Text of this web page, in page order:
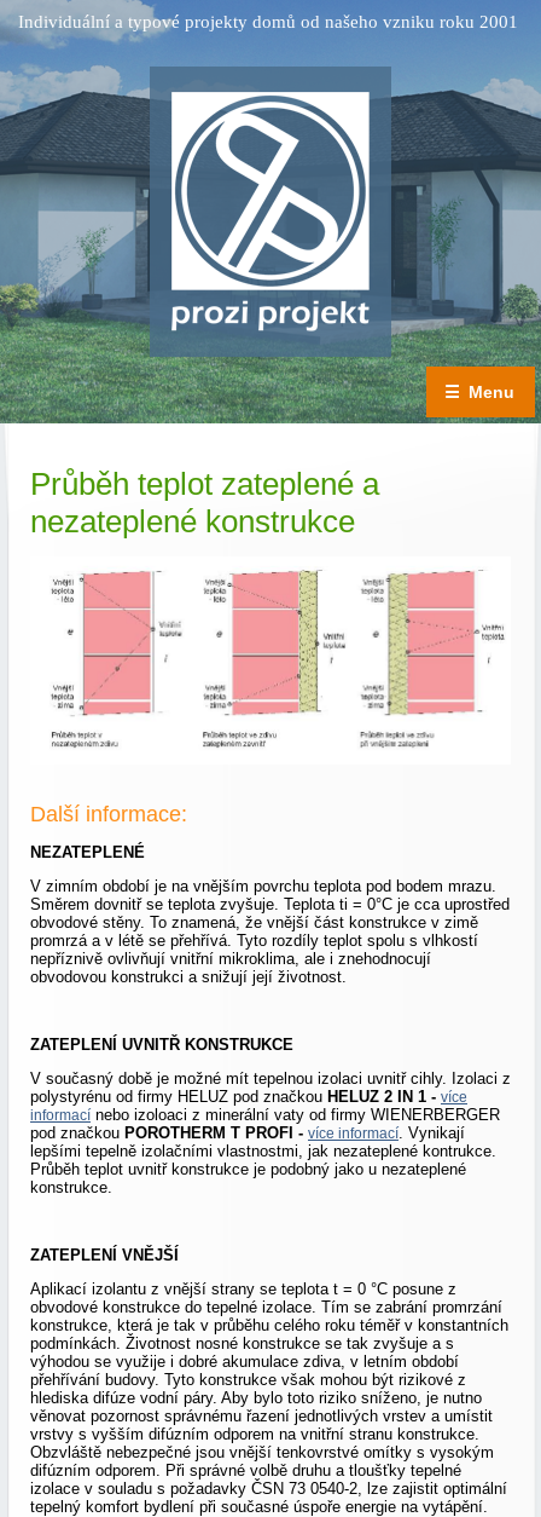
Individuální a typové projekty domů od našeho vzniku roku 2001
☰ Menu
Průběh teplot zateplené a
nezateplené konstrukce
Další informace:
NEZATEPLENÉ
V zimním období je na vnějším povrchu teplota pod bodem mrazu.
Směrem dovnitř se teplota zvyšuje. Teplota ti = 0°C je cca uprostřed
obvodové stěny. To znamená, že vnější část konstrukce v zimě
promrzá a v létě se přehřívá. Tyto rozdíly teplot spolu s vlhkostí
nepříznivě ovlivňují vnitřní mikroklima, ale i znehodnocují
obvodovou konstrukci a snižují její životnost.
ZATEPLENÍ UVNITŘ KONSTRUKCE
V současný době je možné mít tepelnou izolaci uvnitř cihly. Izolaci z
polystyrénu od firmy HELUZ pod značkou HELUZ 2 IN 1 - více
informací nebo izoloaci z minerální vaty od firmy WIENERBERGER
pod značkou POROTHERM T PROFI - více informací . Vynikají
lepšími tepelně izolačními vlastnostmi, jak nezateplené kontrukce.
Průběh teplot uvnitř konstrukce je podobný jako u nezateplené
konstrukce.
ZATEPLENÍ VNĚJŠÍ
Aplikací izolantu z vnější strany se teplota t = 0 °C posune z
obvodové konstrukce do tepelné izolace. Tím se zabrání promrzání
konstrukce, která je tak v průběhu celého roku téměř v konstantních
podmínkách. Životnost nosné konstrukce se tak zvyšuje a s
výhodou se využije i dobré akumulace zdiva, v letním období
přehřívání budovy. Tyto konstrukce však mohou být rizikové z
hlediska difúze vodní páry. Aby bylo toto riziko sníženo, je nutno
věnovat pozornost správnému řazení jednotlivých vrstev a umístit
vrstvy s vyšším difúzním odporem na vnitřní stranu konstrukce.
Obzvláště nebezpečné jsou vnější tenkovrstvé omítky s vysokým
difúzním odporem. Při správné volbě druhu a tloušťky tepelné
izolace v souladu s požadavky ČSN 73 0540-2, lze zajistit optimální
tepelný komfort bydlení při současné úspoře energie na vytápění.